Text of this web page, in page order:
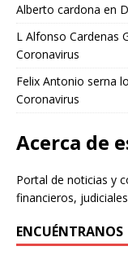
Alberto cardona en
L Alfonso Cardenas
Coronavirus
Felix Antonio serna
Coronavirus
Acerca de
Portal de noticias y
financieros,
ENCUÉNTRANOS